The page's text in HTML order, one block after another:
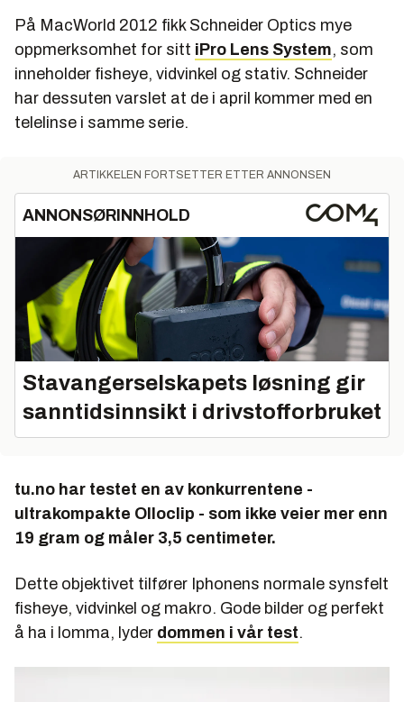
På MacWorld 2012 fikk Schneider Optics mye
oppmerksomhet for sitt iPro Lens System, som
inneholder fisheye, vidvinkel og stativ. Schneider
har dessuten varslet at de i april kommer med en
telelinse i samme serie.
ARTIKKELEN FORTSETTER ETTER ANNONSEN
ANNONSØRINNHOLD
Stavangerselskapets løsning gir
sanntidsinnsikt i drivstofforbruket
tu.no har testet en av konkurrentene -
ultrakompakte Olloclip - som ikke veier mer enn
19 gram og måler 3,5 centimeter.
Dette objektivet tilfører Iphonens normale synsfelt
fisheye, vidvinkel og makro. Gode bilder og perfekt
å ha i lomma, lyder dommen i vår test.